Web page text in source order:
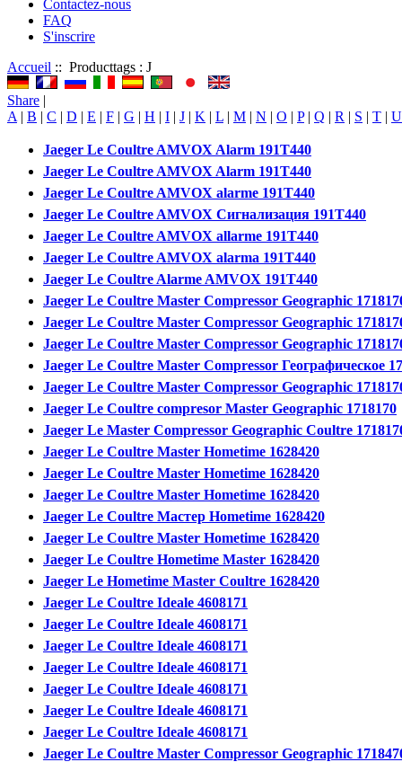
Contactez-nous
FAQ
S'inscrire
Accueil :: Producttags : J
Share |
A | B | C | D | E | F | G | H | I | J | K | L | M | N | O | P| Q | R | S | T | U
Jaeger Le Coultre AMVOX Alarm 191T440
Jaeger Le Coultre AMVOX Alarm 191T440
Jaeger Le Coultre AMVOX alarme 191T440
Jaeger Le Coultre AMVOX Сигнализация 191T440
Jaeger Le Coultre AMVOX allarme 191T440
Jaeger Le Coultre AMVOX alarma 191T440
Jaeger Le Coultre Alarme AMVOX 191T440
Jaeger Le Coultre Master Compressor Geographic
Jaeger Le Coultre Master Compressor Geographic
Jaeger Le Coultre Master Compressor Geographic
Jaeger Le Coultre Master Compressor Географическое
Jaeger Le Coultre Master Compressor Geographic
Jaeger Le Coultre compresor Master Geographic 1718170
Jaeger Le Master Compressor Geographic Coultre
Jaeger Le Coultre Master Hometime 1628420
Jaeger Le Coultre Master Hometime 1628420
Jaeger Le Coultre Master Hometime 1628420
Jaeger Le Coultre Мастер Hometime 1628420
Jaeger Le Coultre Master Hometime 1628420
Jaeger Le Coultre Hometime Master 1628420
Jaeger Le Hometime Master Coultre 1628420
Jaeger Le Coultre Ideale 4608171
Jaeger Le Coultre Ideale 4608171
Jaeger Le Coultre Ideale 4608171
Jaeger Le Coultre Ideale 4608171
Jaeger Le Coultre Ideale 4608171
Jaeger Le Coultre Ideale 4608171
Jaeger Le Coultre Ideale 4608171
Jaeger Le Coultre Master Compressor Geographic